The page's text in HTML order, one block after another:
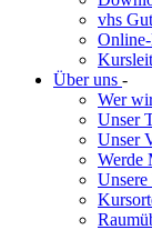
vhs
Über uns -
Wer
Unser
Unser
Werde